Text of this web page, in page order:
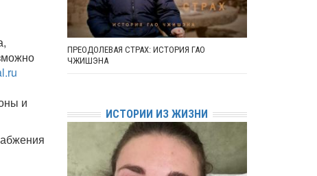
и
ПРЕОДОЛЕВАЯ СТРАХ: ИСТОРИЯ ГАО
ЧЖИШЭНА
ИСТОРИИ ИЗ ЖИЗНИ